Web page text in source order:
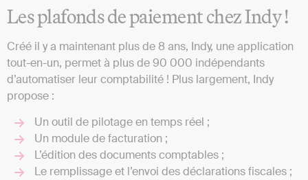
Les plafonds de paiement chez Indy !
Créé il y a maintenant plus de 8 ans, Indy, une application
tout-en-un, permet à plus de 90 000 indépendants
d’automatiser leur comptabilité ! Plus largement, Indy
propose :
Un outil de pilotage en temps réel ;
Un module de facturation ;
L’édition des documents comptables ;
Le remplissage et l’envoi des déclarations fiscales ;